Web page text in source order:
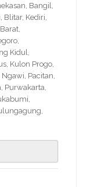
Bangil,
Blitar, Kediri,
Kidul,
Kulon Progo,
Pacitan,
Purwakarta,